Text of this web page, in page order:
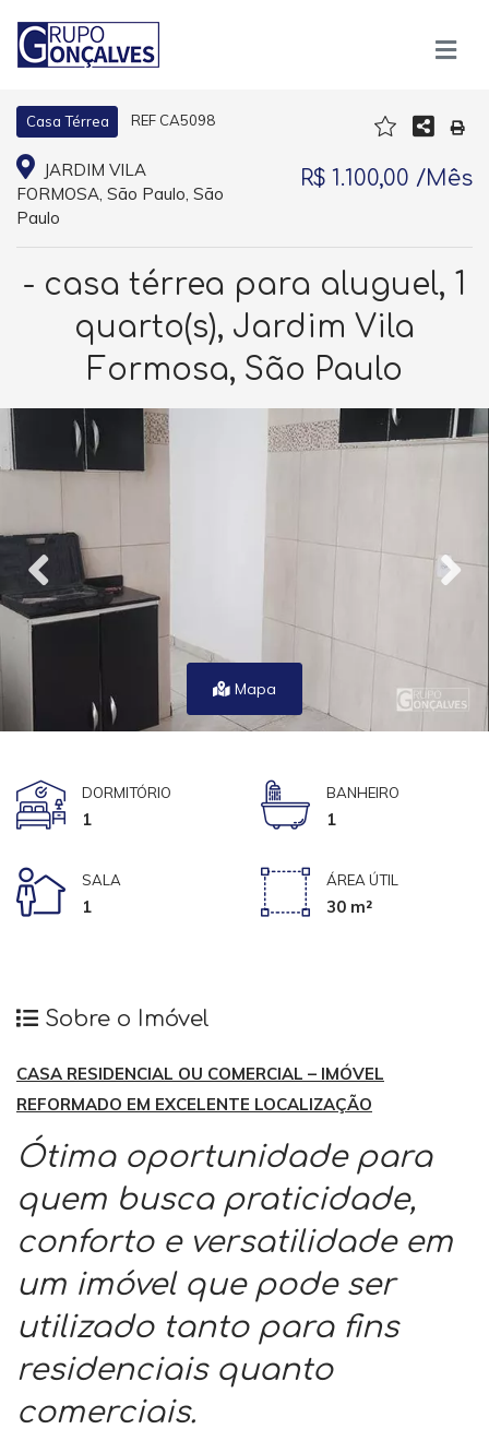
Casa Térrea REF CA5098
JARDIM VILA
FORMOSA, São Paulo, São
Paulo
R$ 1.100,00 /Mês
- casa térrea para aluguel, 1
quarto(s), Jardim Vila
Formosa, São Paulo
Mapa
DORMITÓRIO
1
BANHEIRO
1
SALA
1
ÁREA ÚTIL
30 m²
Sobre o Imóvel
CASA RESIDENCIAL OU COMERCIAL – IMÓVEL
REFORMADO EM EXCELENTE LOCALIZAÇÃO
Ótima oportunidade para
quem busca praticidade,
conforto e versatilidade em
um imóvel que pode ser
utilizado tanto para fins
residenciais quanto
comerciais.